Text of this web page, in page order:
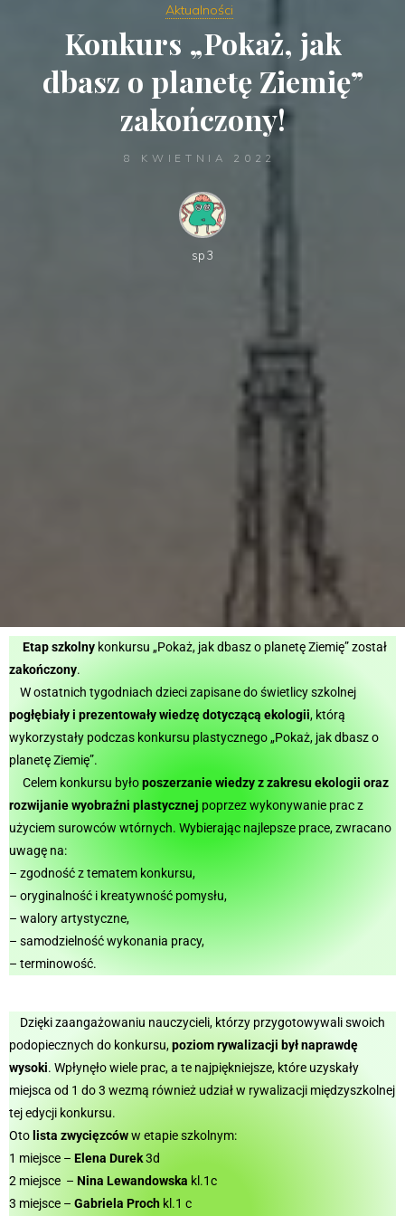
Aktualności
Konkurs „Pokaż, jak
dbasz o planetę Ziemię”
zakończony!
8 KWIETNIA 2022
sp3
Etap szkolny konkursu „Pokaż, jak dbasz o planetę Ziemię” został
zakończony.
W ostatnich tygodniach dzieci zapisane do świetlicy szkolnej
pogłębiały i prezentowały wiedzę dotyczącą ekologii, którą
wykorzystały podczas konkursu plastycznego „Pokaż, jak dbasz o
planetę Ziemię”.
Celem konkursu byłoposzerzanie wiedzy z zakresu ekologii oraz
rozwijanie wyobraźni plastycznej poprzez wykonywanie prac z
użyciem surowców wtórnych. Wybierając najlepsze prace, zwracano
uwagę na:
– zgodność z tematem konkursu,
– oryginalność i kreatywność pomysłu,
– walory artystyczne,
– samodzielność wykonania pracy,
– terminowość.
Dzięki zaangażowaniu nauczycieli, którzy przygotowywali swoich
podopiecznych do konkursu,poziom rywalizacji był naprawdę
wysoki. Wpłynęło wiele prac, a te najpiękniejsze, które uzyskały
miejsca od 1 do 3 wezmą również udział w rywalizacji międzyszkolnej
tej edycji konkursu.
Oto lista zwycięzcóww etapie szkolnym:
1 miejsce – Elena Durek3d
2 miejsce – Nina Lewandowska kl.1c
3 miejsce – Gabriela Proch kl.1 c